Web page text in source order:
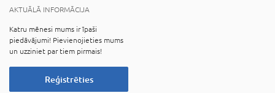
AKTUĀLĀ INFORMĀCIJA
Katru mēnesi mums ir īpaši
piedāvājumi! Pievienojieties mums
un uzziniet par tiem pirmais!
Reģistrēties